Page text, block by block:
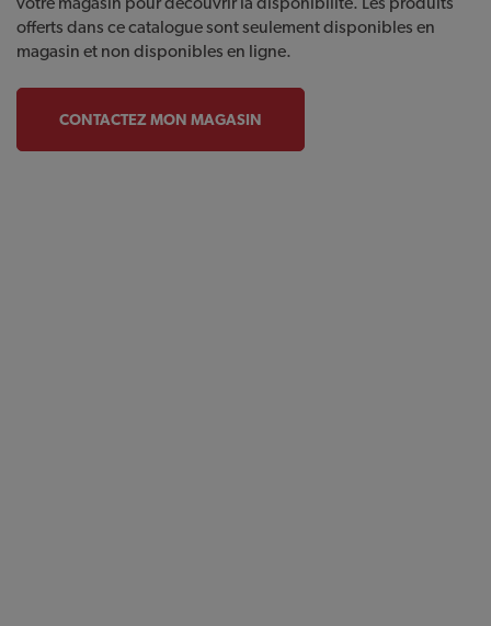
offerts dans ce catalogue sont seulement disponibles en
magasin et non disponibles en ligne.
CONTACTEZ MON MAGASIN